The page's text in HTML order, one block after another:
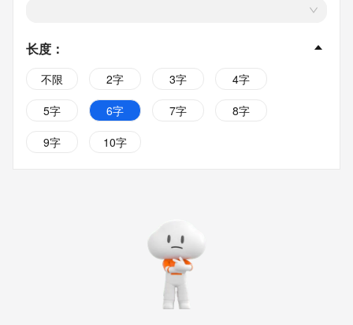
长度 ：
不限 2字 3字
4字
5字
6字 7字
8字
9字
10字